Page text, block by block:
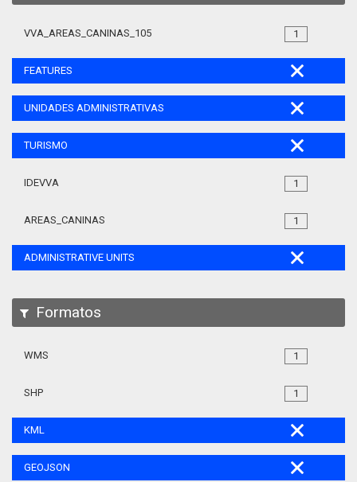
1
VVA_AREAS_CANINAS_105
FEATURES
UNIDADES ADMINISTRATIVAS
TURISMO
1
IDEVVA
1
AREAS_CANINAS
ADMINISTRATIVE UNITS
Formatos
1
WMS
1
SHP
KML
GEOJSON